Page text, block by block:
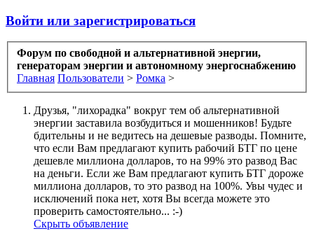
Войти или зарегистрироваться
Форум по свободной и альтернативной энергии,
генераторам энергии и автономному энергоснабжению
Главная Пользователи > Ромка >
Друзья, "лихорадка" вокруг тем об альтернативной
энергии заставила возбудиться и мошенников! Будьте
бдительны и не ведитесь на дешевые разводы. Помните,
что если Вам предлагают купить рабочий БТГ по цене
дешевле миллиона долларов, то на 99% это развод Вас
на деньги. Если же Вам предлагают купить БТГ дороже
миллиона долларов, то это развод на 100%. Увы чудес и
исключений пока нет, хотя Вы всегда можете это
проверить самостоятельно... :-)
Скрыть объявление